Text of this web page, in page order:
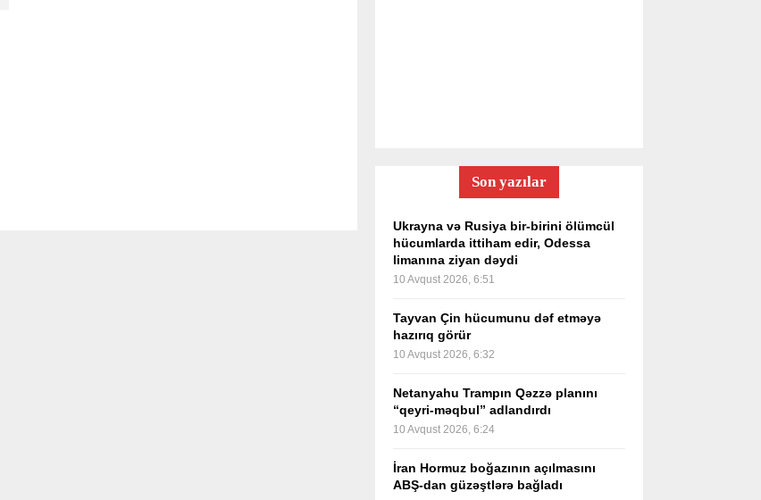
Son yazılar
Ukrayna və Rusiya bir-birini ölümcül
hücumlarda ittiham edir, Odessa
limanına ziyan dəydi
10 Avqust 2026, 6:51
Tayvan Çin hücumunu dəf etməyə
hazırıq görür
10 Avqust 2026, 6:32
Netanyahu Trampın Qəzzə planını
“qeyri-məqbul” adlandırdı
10 Avqust 2026, 6:24
İran Hormuz boğazının açılmasını
ABŞ-dan güzəştlərə bağladı